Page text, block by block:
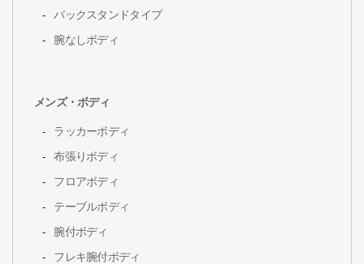
バックスタンドタイプ
腕なしボディ
メンズ・ボディ
ラッカーボディ
布張りボディ
フロアボディ
テーブルボディ
腕付ボディ
フレキ腕付ボディ